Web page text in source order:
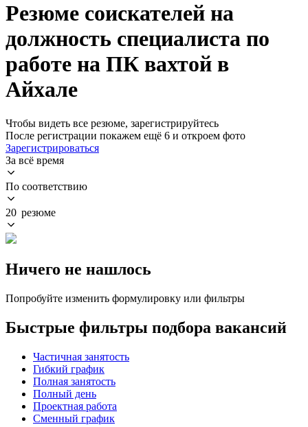
Резюме соискателей на
должность специалиста по
работе на ПК вахтой в
Айхале
Чтобы видеть все резюме, зарегистрируйтесь
После регистрации покажем ещё 6 и откроем фото
Зарегистрироваться
За всё время
По соответствию
20 резюме
Ничего не нашлось
Попробуйте изменить формулировку или фильтры
Быстрые фильтры подбора вакансий
Частичная занятость
Гибкий график
Полная занятость
Полный день
Проектная работа
Сменный график